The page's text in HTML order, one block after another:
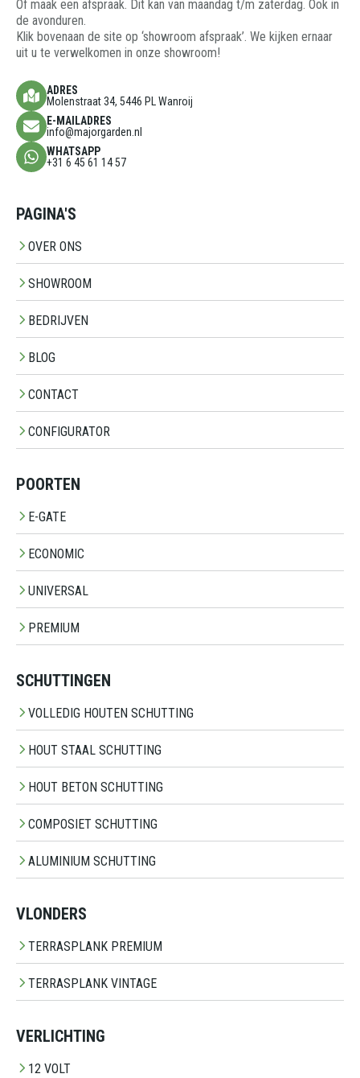
Of maak een afspraak. Dit kan van maandag t/m zaterdag. Ook in
de avonduren.
Klik bovenaan de site op ‘showroom afspraak’. We kijken ernaar
uit u te verwelkomen in onze showroom!
ADRES
Molenstraat 34, 5446 PL Wanroij
E-MAILADRES
info@majorgarden.nl
WHATSAPP
+31 6 45 61 14 57
PAGINA'S
OVER ONS
SHOWROOM
BEDRIJVEN
BLOG
CONTACT
CONFIGURATOR
POORTEN
E-GATE
ECONOMIC
UNIVERSAL
PREMIUM
SCHUTTINGEN
VOLLEDIG HOUTEN SCHUTTING
HOUT STAAL SCHUTTING
HOUT BETON SCHUTTING
COMPOSIET SCHUTTING
ALUMINIUM SCHUTTING
VLONDERS
TERRASPLANK PREMIUM
TERRASPLANK VINTAGE
VERLICHTING
12 VOLT